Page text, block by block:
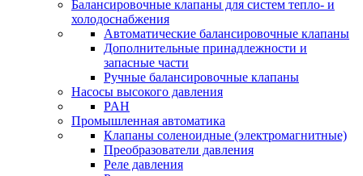
Балансировочные клапаны для систем тепло- и
холодоснабжения
Автоматические балансировочные клапаны
Дополнительные принадлежности и
запасные части
Ручные балансировочные клапаны
Насосы высокого давления
PAH
Промышленная автоматика
Клапаны соленоидные (электромагнитные)
Преобразователи давления
Реле давления